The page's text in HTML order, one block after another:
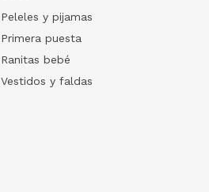
Peleles y pijamas
Primera puesta
Ranitas bebé
Vestidos y faldas